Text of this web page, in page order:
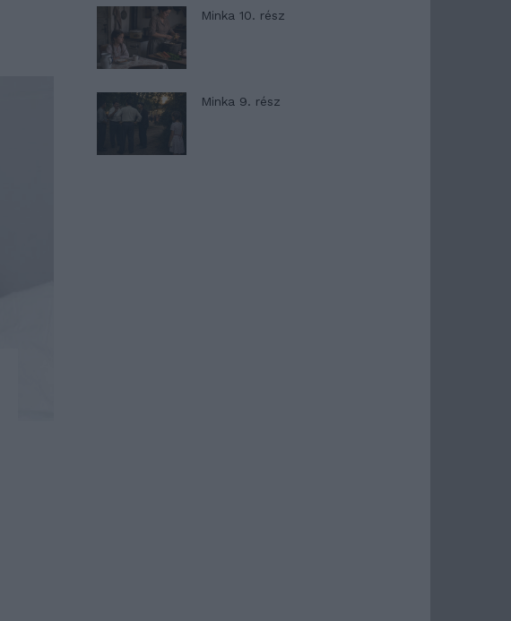
Minka 10. rész
Minka 9. rész